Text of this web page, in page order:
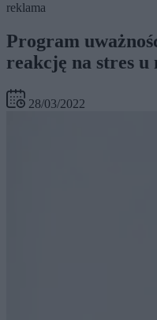
reklama
Program
reakcję na stres u
28/03/2022